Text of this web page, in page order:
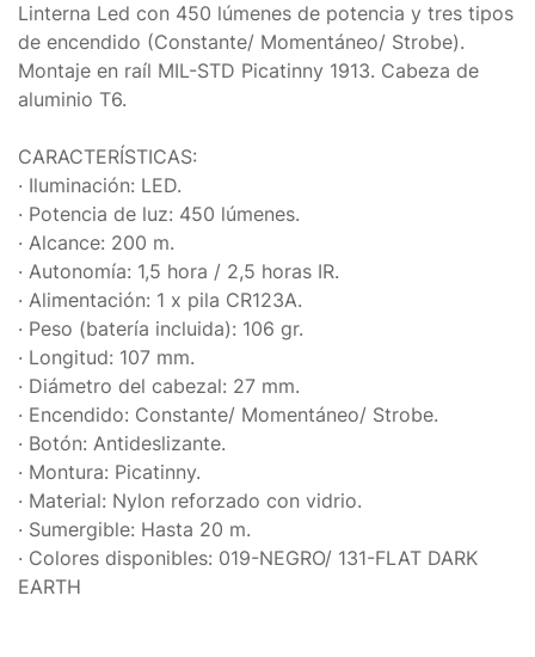
Linterna Led con 450 lúmenes de potencia y tres tipos
de encendido (Constante/ Momentáneo/ Strobe).
Montaje en raíl MIL-STD Picatinny 1913. Cabeza de
aluminio T6.
CARACTERÍSTICAS:
· Iluminación: LED.
· Potencia de luz: 450 lúmenes.
· Alcance: 200 m.
· Autonomía: 1,5 hora / 2,5 horas IR.
· Alimentación: 1 x pila CR123A.
· Peso (batería incluida): 106 gr.
· Longitud: 107 mm.
· Diámetro del cabezal: 27 mm.
· Encendido: Constante/ Momentáneo/ Strobe.
· Botón: Antideslizante.
· Montura: Picatinny.
· Material: Nylon reforzado con vidrio.
· Sumergible: Hasta 20 m.
· Colores disponibles: 019-NEGRO/ 131-FLAT DARK
EARTH